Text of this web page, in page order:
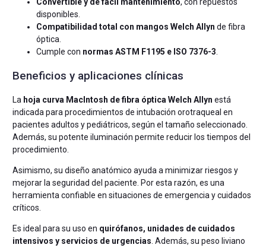
Convertible y de fácil mantenimiento, con repuestos
disponibles.
Compatibilidad total con mangos Welch Allyn de fibra
óptica.
Cumple con normas ASTM F1195 e ISO 7376-3.
Beneficios y aplicaciones clínicas
La hoja curva MacIntosh de fibra óptica Welch Allyn está
indicada para procedimientos de intubación orotraqueal en
pacientes adultos y pediátricos, según el tamaño seleccionado.
Además, su potente iluminación permite reducir los tiempos del
procedimiento.
Asimismo, su diseño anatómico ayuda a minimizar riesgos y
mejorar la seguridad del paciente. Por esta razón, es una
herramienta confiable en situaciones de emergencia y cuidados
críticos.
Es ideal para su uso en quirófanos, unidades de cuidados
intensivos y servicios de urgencias. Además, su peso liviano